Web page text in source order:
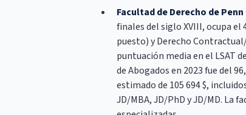
Facultad de Derecho de Penn
finales del siglo XVIII, ocupa el
puesto) y Derecho
puntuación media en el LSAT
de Abogados en 2023 fue del
estimado de 105 694 $,
JD/MBA, JD/PhD y JD/MD. La